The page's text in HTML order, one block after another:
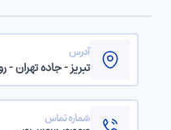
آدرس
تبریز - جاده تهران
شماره تماس